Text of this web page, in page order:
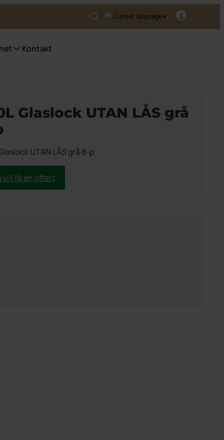
fyrfackskärl
Purecolour®
källsortering inomhus
Kontakt
Glaslock UTAN LÅS grå
UTAN LÅS grå 8-p
vill få en offert